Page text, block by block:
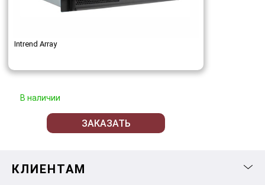
Intrend Array
В наличии
ЗАКАЗАТЬ
КЛИЕНТАМ